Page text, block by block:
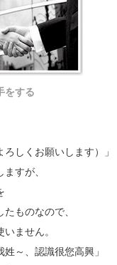
をする
ろしくお願いします）」
すが、
ものなので、
ません。
～、認識很您高興」